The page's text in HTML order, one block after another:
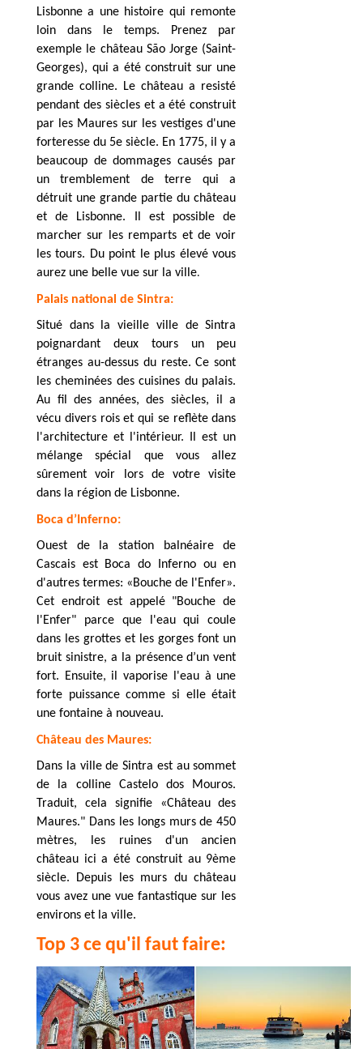
Lisbonne a une histoire qui remonte
loin dans le temps. Prenez par
exemple le château São Jorge (Saint-
Georges), qui a été construit sur une
grande colline. Le château a resisté
pendant des siècles et a été construit
par les Maures sur les vestiges d'une
forteresse du 5e siècle. En 1775, il y a
beaucoup de dommages causés par
un tremblement de terre qui a
détruit une grande partie du château
et de Lisbonne. Il est possible de
marcher sur les remparts et de voir
les tours. Du point le plus élevé vous
aurez une belle vue sur la ville.
Palais national de Sintra:
Situé dans la vieille ville de Sintra
poignardant deux tours un peu
étranges au-dessus du reste. Ce sont
les cheminées des cuisines du palais.
Au fil des années, des siècles, il a
vécu divers rois et qui se reflète dans
l'architecture et l'intérieur. Il est un
mélange spécial que vous allez
sûrement voir lors de votre visite
dans la région de Lisbonne.
Boca d’Inferno:
Ouest de la station balnéaire de
Cascais est Boca do Inferno ou en
d'autres termes: «Bouche de l'Enfer».
Cet endroit est appelé "Bouche de
l'Enfer" parce que l'eau qui coule
dans les grottes et les gorges font un
bruit sinistre, a la présence d’un vent
fort. Ensuite, il vaporise l'eau à une
forte puissance comme si elle était
une fontaine à nouveau.
Château des Maures:
Dans la ville de Sintra est au sommet
de la colline Castelo dos Mouros.
Traduit, cela signifie «Château des
Maures." Dans les longs murs de 450
mètres, les ruines d'un ancien
château ici a été construit au 9ème
siècle. Depuis les murs du château
vous avez une vue fantastique sur les
environs et la ville.
Top 3 ce qu'il faut faire: